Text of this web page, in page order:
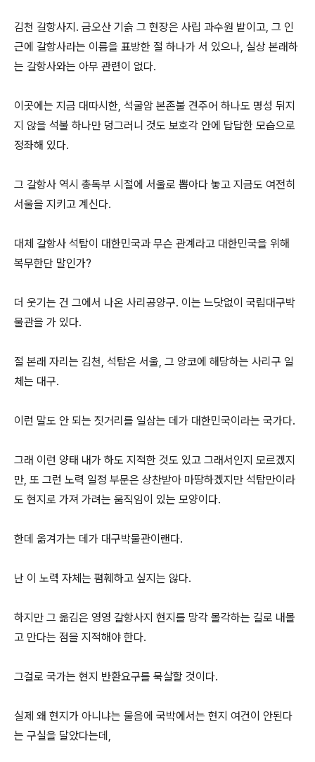
김천 갈항사지. 금오산 기슭 그 현장은 사립 과수원 밭이고, 그 인
근에 갈항사라는 이름을 표방한 절 하나가 서 있으나, 실상 본래하
는 갈항사와는 아무 관련이 없다.
이곳에는 지금 대따시한, 석굴암 본존불 견주어 하나도 명성 뒤지
지 않을 석불 하나만 덩그러니 것도 보호각 안에 답답한 모습으로
정좌해 있다.
그 갈항사 역시 총독부 시절에 서울로 뽑아다 놓고 지금도 여전히
서울을 지키고 계신다.
대체 갈항사 석탑이 대한민국과 무슨 관계라고 대한민국을 위해
복무한단 말인가?
더 웃기는 건 그에서 나온 사리공양구. 이는 느닷없이 국립대구박
물관을 가 있다.
절 본래 자리는 김천, 석탑은 서울, 그 앙코에 해당하는 사리구 일
체는 대구.
이런 말도 안 되는 짓거리를 일삼는 데가 대한민국이라는 국가다.
그래 이런 양태 내가 하도 지적한 것도 있고 그래서인지 모르겠지
만, 또 그런 노력 일정 부문은 상찬받아 마땅하겠지만 석탑만이라
도 현지로 가져 가려는 움직임이 있는 모양이다.
한데 옮겨가는 데가 대구박물관이랜다.
난 이 노력 자체는 폄훼하고 싶지는 않다.
하지만 그 옮김은 영영 갈항사지 현지를 망각 몰각하는 길로 내몰
고 만다는 점을 지적해야 한다.
그걸로 국가는 현지 반환요구를 묵살할 것이다.
실제 왜 현지가 아니냐는 물음에 국박에서는 현지 여건이 안된다
는 구실을 달았다는데,